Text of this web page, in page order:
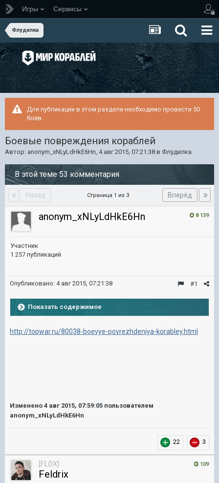
Игры Сервисы
Флудилка
Для публикации в этом разделе необходимо провести 50
боёв.
Боевые повреждения кораблей
Автор: anonym_xNLyLdHkE6Hn, 4 авг 2015, 07:21:38 в Флудилка
В этой теме 53 комментария
Назад Вперёд
Страница 1 из 3
8 139
anonym_xNLyLdHkE6Hn
Участник
1 257 публикаций
#1
Опубликовано: 4 авг 2015, 07:21:38
Показать содержимое
http://topwar.ru/80038-boevye-povrezhdeniya-korabley.html
Изменено 4 авг 2015, 07:59:05 пользователем
anonym_xNLyLdHkE6Hn
22 3
109
[FLDX]
Feldrix